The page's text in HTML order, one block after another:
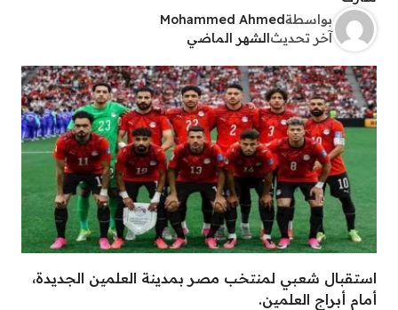
بواسطةMohammed Ahmed
آخر تحديثالشهر الماضي
استقبال شعبي لمنتخب مصر بمدينة العلمين الجديدة،
أمام أبراج العلمين.